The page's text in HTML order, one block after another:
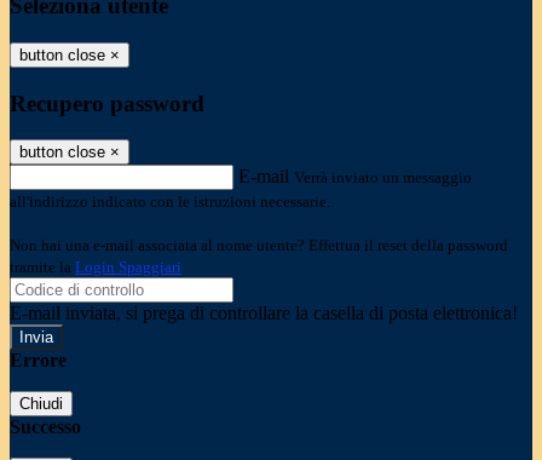
Seleziona utente
button close ×
Recupero password
button close ×
E-mail Verrà inviato un messaggio
all'indirizzo indicato con le istruzioni necessarie.
Non hai una e-mail associata al nome utente? Effettua il reset della password
tramite la Login Spaggiari
E-mail inviata, si prega di controllare la casella di posta elettronica!
Errore
Chiudi
Successo